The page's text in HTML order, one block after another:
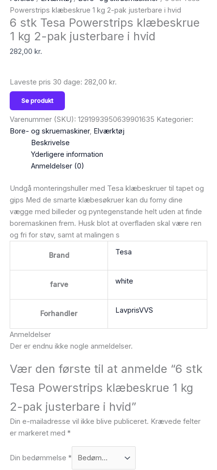
Powerstrips klæbeskrue 1 kg 2-pak justerbare i hvid
6 stk Tesa Powerstrips klæbeskrue
1 kg 2-pak justerbare i hvid
282,00 kr.
Laveste pris 30 dage: 282,00 kr.
Se produkt
Varenummer (SKU): 1291993950639901635 Kategorier:
Bore- og skruemaskiner, Elværktøj
Beskrivelse
Yderligere information
Anmeldelser (0)
Undgå monteringshuller med Tesa klæbeskruer til tapet og
gips Med de smarte klæbesøkruer kan du forny dine
vægge med billeder og pyntegenstande helt uden at finde
boremaskinen frem. Husk blot at overfladen skal være ren
og fri for støv, samt at malingen s
Brand Tesa
farve white
Forhandler LavprisVVS
Anmeldelser
Der er endnu ikke nogle anmeldelser.
Vær den første til at anmelde “6 stk
Tesa Powerstrips klæbeskrue 1 kg
2-pak justerbare i hvid”
Din e-mailadresse vil ikke blive publiceret. Krævede felter
er markeret med *
Din bedømmelse *